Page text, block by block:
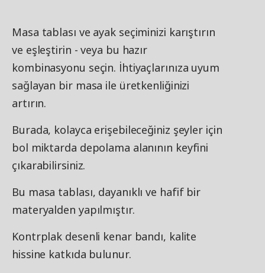
Masa tablası ve ayak seçiminizi karıştırın
ve eşleştirin - veya bu hazır
kombinasyonu seçin. İhtiyaçlarınıza uyum
sağlayan bir masa ile üretkenliğinizi
artırın.
Burada, kolayca erişebileceğiniz şeyler için
bol miktarda depolama alanının keyfini
çıkarabilirsiniz.
Bu masa tablası, dayanıklı ve hafif bir
materyalden yapılmıştır.
Kontrplak desenli kenar bandı, kalite
hissine katkıda bulunur.